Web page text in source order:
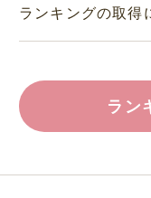
ランキングの取得
ラン